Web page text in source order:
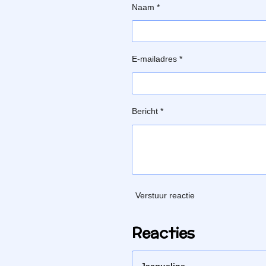
Naam *
E-mailadres *
Bericht *
Verstuur reactie
Reacties